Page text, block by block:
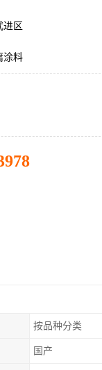
进区
涂料
按品种分类
国产